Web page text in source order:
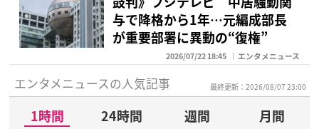
与で降格から1年…元編成部長
が重要部署に異動の“復権”
2026/07/22 18:45 エンタメニュース
エンタメニュースの人気記事 最終更新：2026/08/07 23:00
1時間 24時間 週間
月間